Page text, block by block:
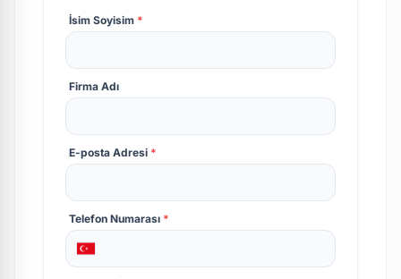
İsim Soyisim *
Firma Adı
E-posta Adresi *
Telefon Numarası *